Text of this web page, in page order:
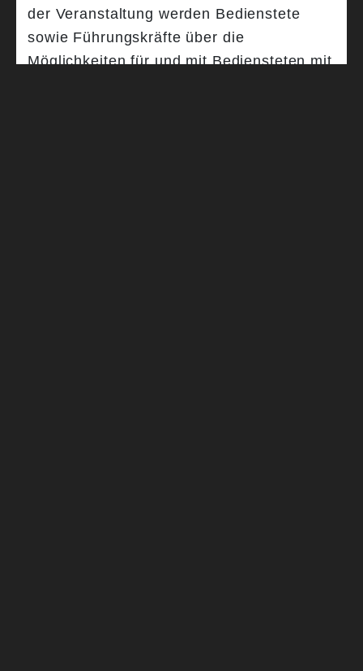
der Veranstaltung werden Bedienstete
sowie Führungskräfte über die
Möglichkeiten für und mit Bediensteten mit